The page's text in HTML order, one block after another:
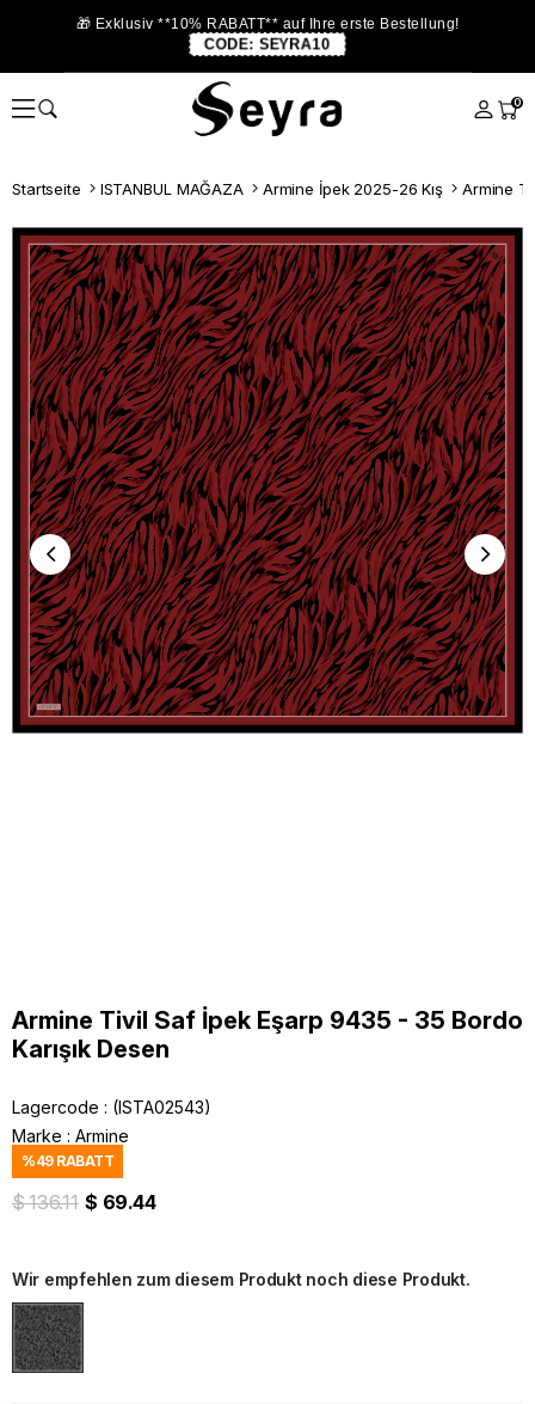
🎁 Exklusiv **10% RABATT** auf Ihre erste Bestellung!
CODE: SEYRA10
0
Startseite ISTANBUL MAĞAZA Armine İpek 2025-26 Kış
Armine Tivil Saf İpek Eşarp 9435 - 35 Bordo
Karışık Desen
Lagercode
(ISTA02543)
Marke : Armine
%49RABATT
$ 136.11 $ 69.44
Wir empfehlen zum diesem Produkt noch diese Produkt.